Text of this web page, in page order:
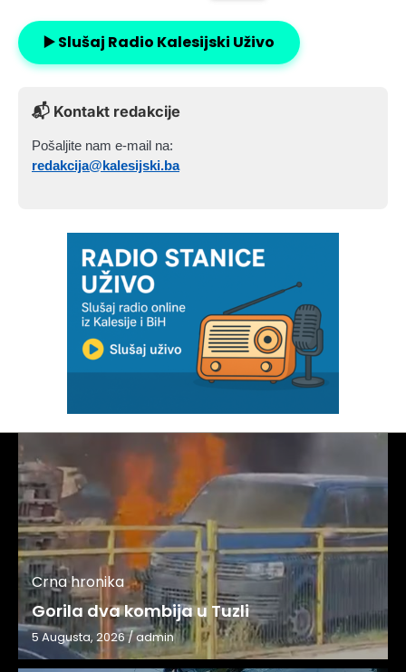
▶️ Slušaj Radio Kalesijski Uživo
📬 Kontakt redakcije
Pošaljite nam e-mail na:
redakcija@kalesijski.ba
Crna hronika
Gorila dva kombija u Tuzli
5 Augusta, 2026/admin